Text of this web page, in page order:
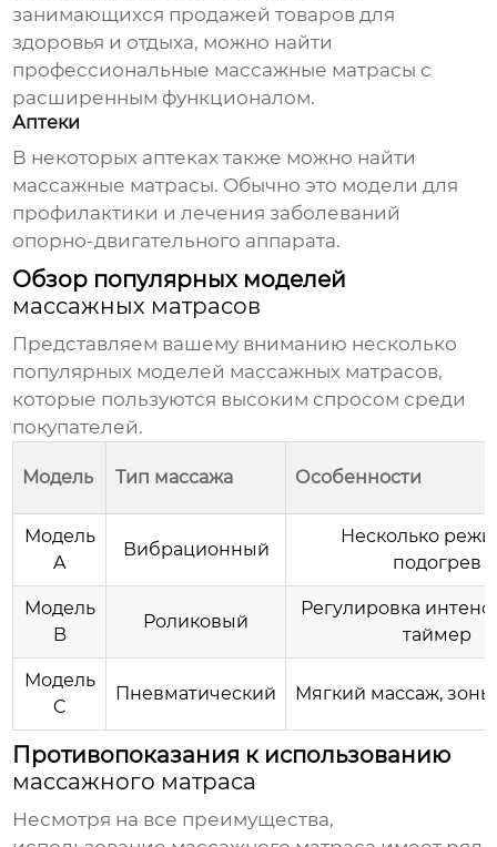
занимающихся продажей товаров для
здоровья и отдыха, можно найти
профессиональные массажные матрасы с
расширенным функционалом.
Аптеки
В некоторых аптеках также можно найти
массажные матрасы. Обычно это модели для
профилактики и лечения заболеваний
опорно-двигательного аппарата.
Обзор популярных моделей
массажных матрасов
Представляем вашему вниманию несколько
популярных моделей массажных матрасов,
которые пользуются высоким спросом среди
покупателей.
Модель Тип массажа Особенности
Модель
A
Вибрационный
Несколько
подогрев
Модель
B
Роликовый
Регулировка
таймер
Модель
C
Пневматический Мягкий массаж,
Противопоказания к использованию
массажного матраса
Несмотря на все преимущества,